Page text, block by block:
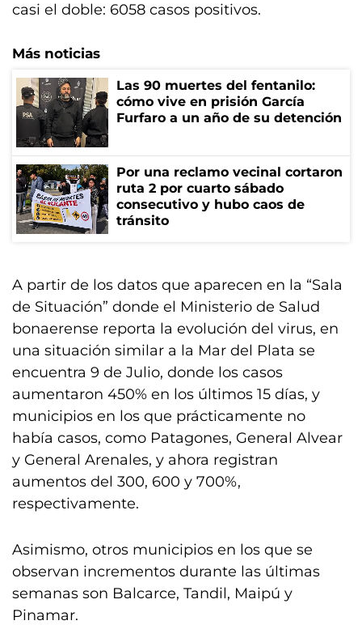
casi el doble: 6058 casos positivos.
Más noticias
Las 90 muertes del fentanilo:
cómo vive en prisión García
Furfaro a un año de su detención
Por una reclamo vecinal cortaron
ruta 2 por cuarto sábado
consecutivo y hubo caos de
tránsito
A partir de los datos que aparecen en la “Sala
de Situación” donde el Ministerio de Salud
bonaerense reporta la evolución del virus, en
una situación similar a la Mar del Plata se
encuentra 9 de Julio, donde los casos
aumentaron 450% en los últimos 15 días, y
municipios en los que prácticamente no
había casos, como Patagones, General Alvear
y General Arenales, y ahora registran
aumentos del 300, 600 y 700%,
respectivamente.
Asimismo, otros municipios en los que se
observan incrementos durante las últimas
semanas son Balcarce, Tandil, Maipú y
Pinamar.